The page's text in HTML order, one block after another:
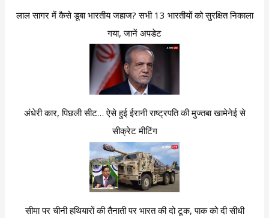
लाल सागर में कैसे डूबा भारतीय जहाज? सभी 13 भारतीयों को सुरक्षित निकाला
गया, जानें अपडेट
अंधेरी कार, पिछली सीट… ऐसे हुई ईरानी राष्ट्रपति की मुज्तबा खामेनेई से
सीक्रेट मीटिंग
सीमा पर चीनी हथियारों की तैनाती पर भारत की दो टूक, पाक को दी सीधी